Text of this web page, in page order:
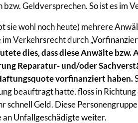
bzw. Geldversprechen. So ist es im
sie wohl noch heute) mehrere
Verkehrsrecht durch
dies, dass diese Anwälte bzw.
Reparatur- und/oder
vorfinanziert haben.
beauftragt hatte, floss in
schnell Geld. Diese
Unfallgeschädigte weiter.